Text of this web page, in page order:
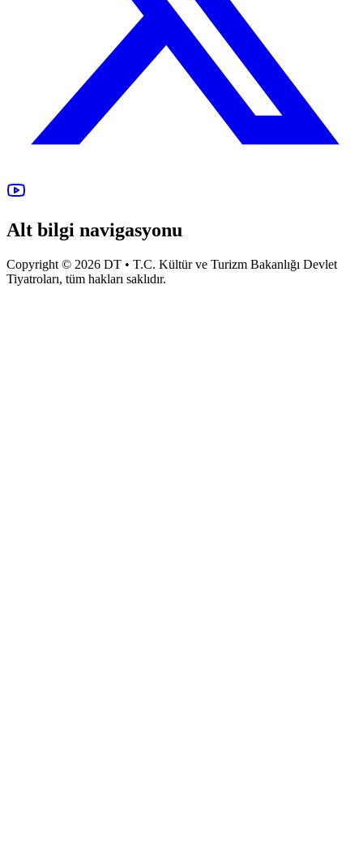
Alt bilgi navigasyonu
Copyright © 2026 DT • T.C. Kültür ve Turizm Bakanlığı Devlet
Tiyatroları, tüm hakları saklıdır.